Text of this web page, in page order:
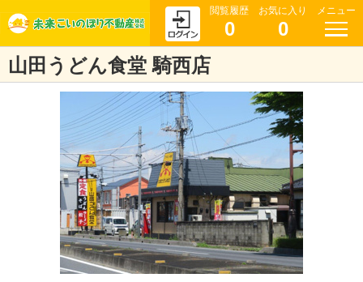
閲覧履歴
0
お気に入り
0
メニュー
山田うどん食堂 騎西店